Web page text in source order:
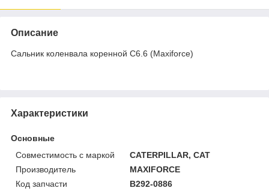
Описание
Сальник коленвала коренной C6.6 (Maxiforce)
Характеристики
Основные
Совместимость с маркой
CATERPILLAR, CAT
Производитель
MAXIFORCE
Код запчасти
B292-0886